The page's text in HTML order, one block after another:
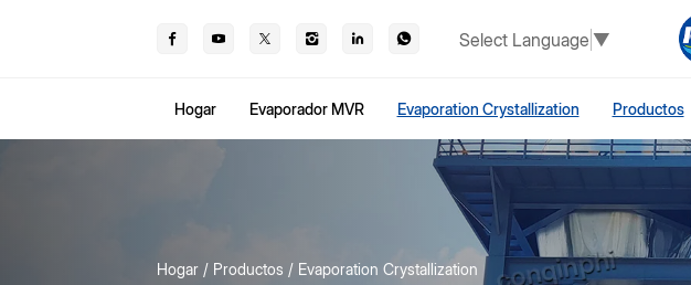
Select Language ▼
Hogar Evaporador MVR Evaporation Crystallization Productos
Hogar Productos Evaporation Crystallization